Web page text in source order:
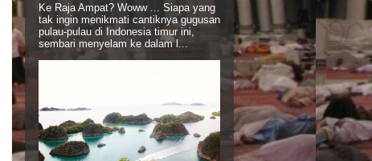
Ke Raja Ampat? Woww ... Siapa yang
tak ingin menikmati cantiknya gugusan
pulau-pulau di Indonesia timur ini,
sembari menyelam ke dalam l...